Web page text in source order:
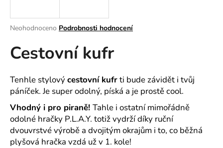
Průměrné
produktu
je
z
5
hvězdiček.
Neohodnoceno Podrobnosti hodnocení
Cestovní kufr
Tenhle stylovýcestovní kufrti bude závidět i tvůj
páníček. Je super odolný, píská a je prostě cool.
Vhodný i pro piraně! Tahle i ostatní mimořádně
odolné hračky P.L.A.Y. totiž vydrží díky ruční
dvouvrstvé výrobě a dvojitým okrajům i to, co běžná
plyšová hračka vzdá už v 1. kole!
j
t
HLEDAT